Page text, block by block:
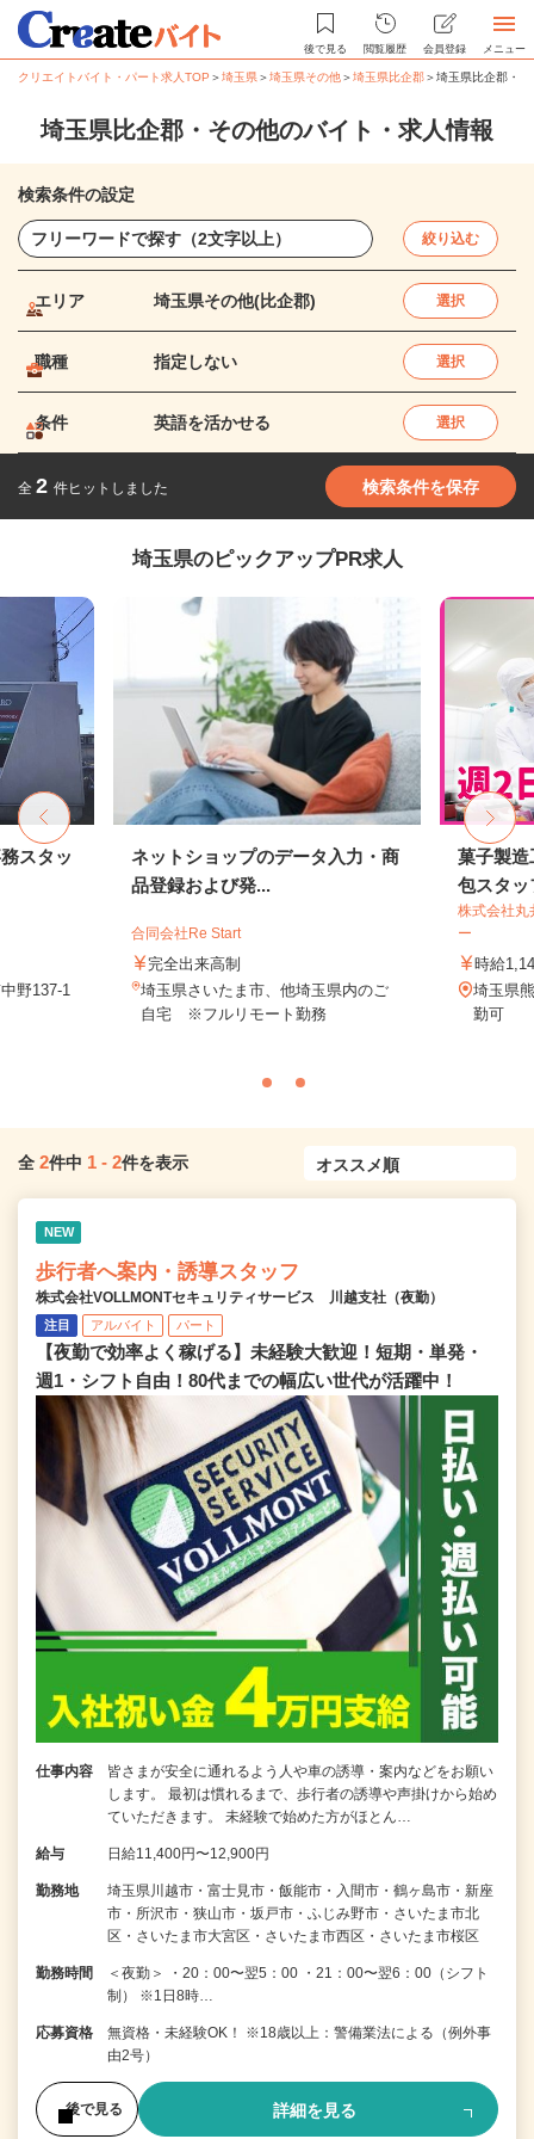
後で見る 閲覧履歴 会員登録 メニュー
クリエイトバイト・パート求人TOP ＞埼玉県＞埼玉県その他＞埼玉県比企郡＞埼玉県比企郡・
埼玉県比企郡・その他のバイト・求人情報
検索条件の設定
絞り込む
エリア 埼玉県その他(比企郡) 選択
職種 指定しない 選択
条件 英語を活かせる 選択
全 2 件ヒットしました 検索条件を保存
埼玉県のピックアップPR求人
スタッ
野137-1
ネットショップのデータ入力・商
品登録および発...
合同会社Re Start
完全出来高制
埼玉県さいたま市、他埼玉県内のご
自宅 ※フルリモート勤務
菓子製造
包スタッ
株式会社
ー
時給
埼玉県
勤可
全 2件中 1 - 2件を表示
NEW
歩行者へ案内・誘導スタッフ
株式会社VOLLMONTセキュリティサービス 川越支社（夜勤）
注目 アルバイト パート
【夜勤で効率よく稼げる】未経験大歓迎！短期・単発・
週1・シフト自由！80代までの幅広い世代が活躍中！
仕事内容
皆さまが安全に通れるよう人や車の誘導・案内などをお願い
します。 最初は慣れるまで、歩行者の誘導や声掛けから始め
ていただきます。 未経験で始めた方がほとん…
給与 日給11,400円〜12,900円
勤務地
埼玉県川越市・富士見市・飯能市・入間市・鶴ヶ島市・新座
市・所沢市・狭山市・坂戸市・ふじみ野市・さいたま市北
区・さいたま市大宮区・さいたま市西区・さいたま市桜区
勤務時間
＜夜勤＞ ・20：00〜翌5：00 ・21：00〜翌6：00（シフト
制） ※1日8時…
応募資格
無資格・未経験OK！ ※18歳以上：警備業法による（例外事
由2号）
後で見る 詳細を見る